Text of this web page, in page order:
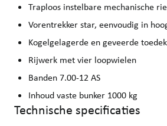
Traploos instelbare mechanische
Vorentrekker star, eenvoudig in
Kogelgelagerde en geveerde
Rijwerk met vier loopwielen
Banden 7.00-12 AS
Inhoud vaste bunker 1000 kg
Technische specificaties